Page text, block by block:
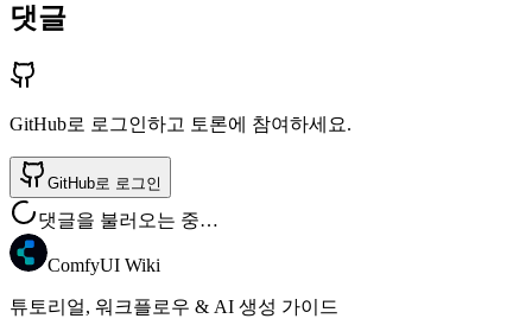
댓글
GitHub로 로그인하고 토론에 참여하세요.
GitHub로 로그인
댓글을 불러오는 중…
ComfyUI Wiki
튜토리얼, 워크플로우 & AI 생성 가이드